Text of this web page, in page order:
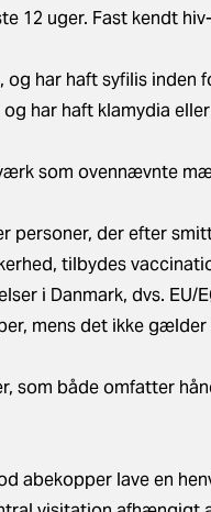
12 uger. Fast kendt
har haft syfilis inden
har haft klamydia
som ovennævnte
personer, der efter
tilbydes
i Danmark, dvs. EU/
mens det ikke
som både omfatter
abekopper lave en